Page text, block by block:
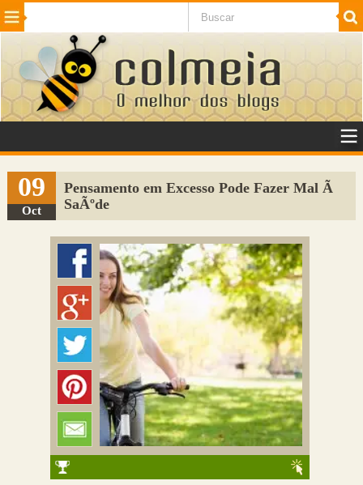
Beleza Cinema e TV
Internet Jogos NotÃ­cias SaÃºde
VeÃ­culos Adulto
Sugerir Link
Adicionar Blog
Colmeia Exchange
Perguntas Frequentes
09
Oct
Pensamento em Excesso Pode Fazer Mal Ã
SaÃºde